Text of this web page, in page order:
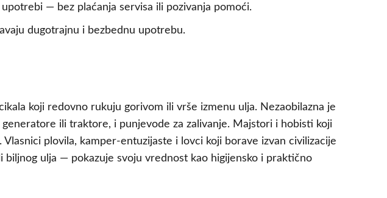
— bez plaćanja servisa ili pozivanja pomoći.
dugotrajnu i bezbednu upotrebu.
koji redovno rukuju gorivom ili vrše izmenu ulja. Nezaobilazna je
ili traktore, i punjevode za zalivanje. Majstori i hobisti koji
plovila, kamper-entuzijaste i lovci koji borave izvan civilizacije
ulja — pokazuje svoju vrednost kao higijensko i praktično